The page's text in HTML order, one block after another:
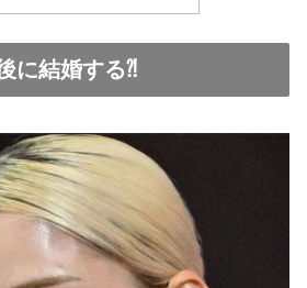
に結婚する⁈